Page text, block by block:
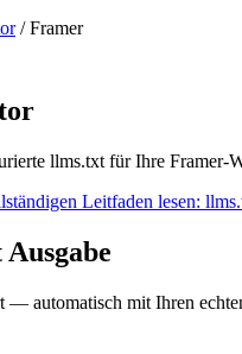
/ Framer
llms.txt für Ihre
Leitfaden lesen:
— automatisch mit Ihren